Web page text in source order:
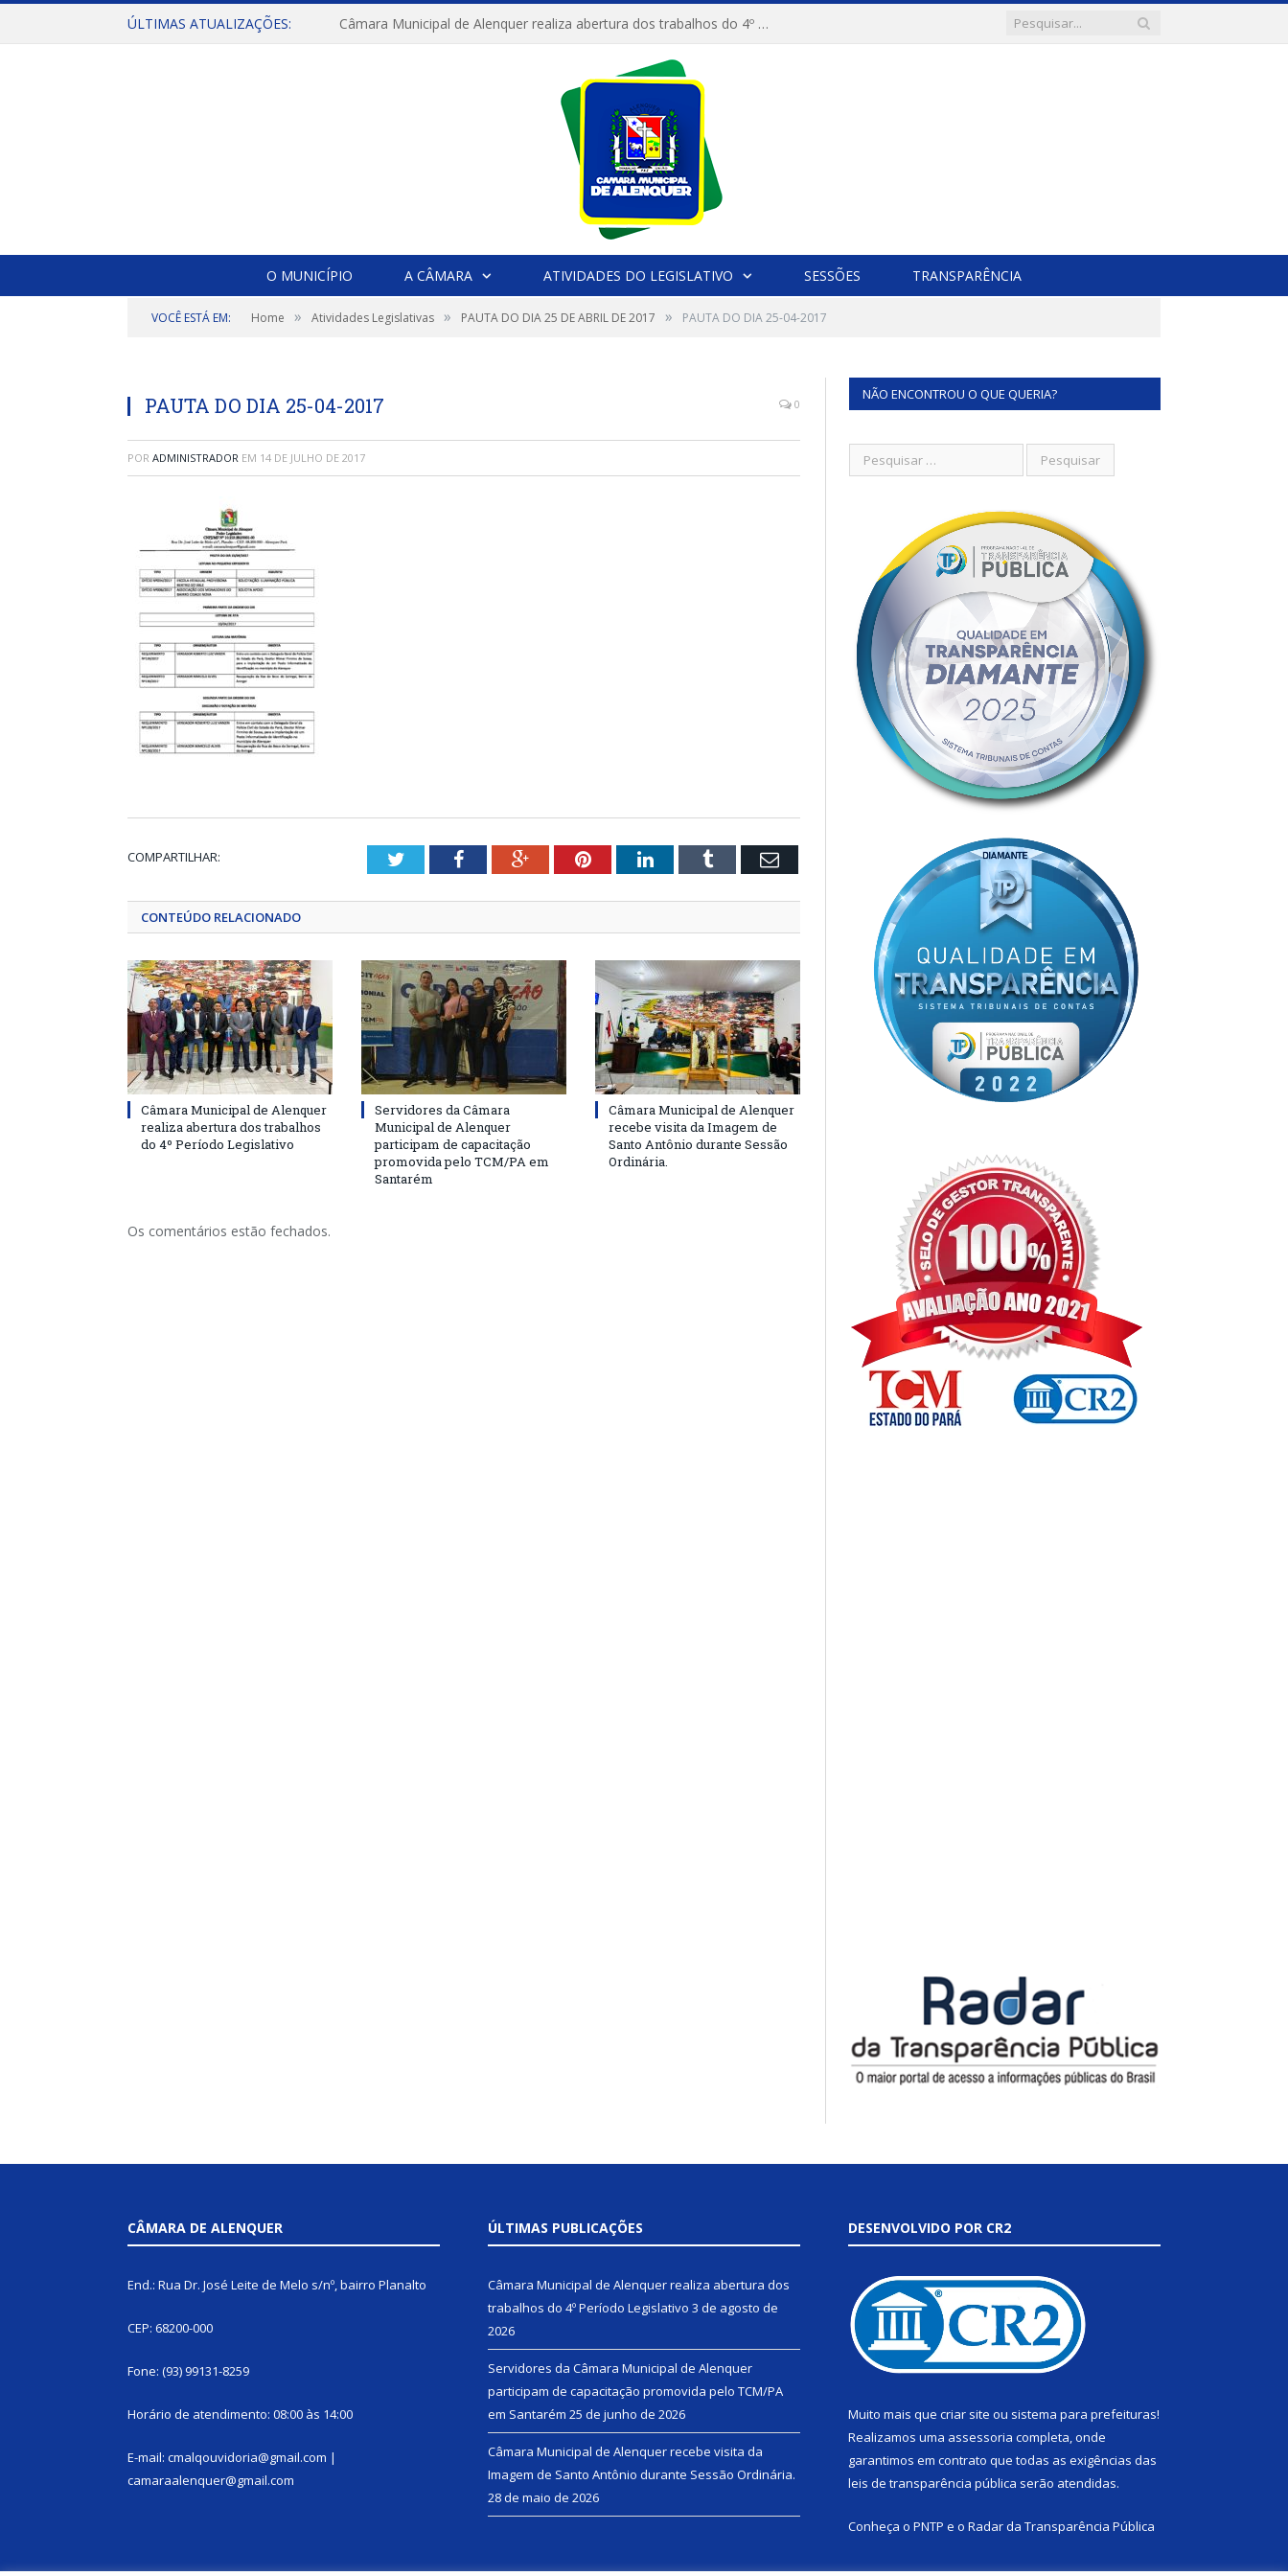
ÚLTIMAS ATUALIZAÇÕES: Câmara Municipal de Alenquer realiza abertura dos trabalhos do 4º Período Legislativo
O MUNICÍPIO A CÂMARA ATIVIDADES DO LEGISLATIVO SESSÕES TRANSPARÊNCIA
VOCÊ ESTÁ EM: Home » Atividades Legislativas » PAUTA DO DIA 25 DE ABRIL DE 2017 » PAUTA DO DIA 25-04-2017
PAUTA DO DIA 25-04-2017 0
POR ADMINISTRADOR EM 14 DE JULHO DE 2017
COMPARTILHAR: TwitterFacebookGoogle+PinterestLinkedInTumblr Email
CONTEÚDO RELACIONADO
Câmara Municipal de Alenquer
realiza abertura dos trabalhos
do 4º Período Legislativo
Servidores da Câmara
Municipal de Alenquer
participam de capacitação
promovida pelo TCM/PA em
Santarém
Câmara Municipal de Alenquer
recebe visita da Imagem de
Santo Antônio durante Sessão
Ordinária.
Os comentários estão fechados.
NÃO ENCONTROU O QUE QUERIA?
CÂMARA DE ALENQUER
End.: Rua Dr. José Leite de Melo s/nº, bairro Planalto
CEP: 68200-000
Fone: (93) 99131-8259
Horário de atendimento: 08:00 às 14:00
E-mail: cmalqouvidoria@gmail.com |
camaraalenquer@gmail.com
ÚLTIMAS PUBLICAÇÕES
Câmara Municipal de Alenquer realiza abertura dos
trabalhos do 4º Período Legislativo 3 de agosto de
2026
Servidores da Câmara Municipal de Alenquer
participam de capacitação promovida pelo TCM/PA
em Santarém 25 de junho de 2026
Câmara Municipal de Alenquer recebe visita da
Imagem de Santo Antônio durante Sessão Ordinária.
28 de maio de 2026
DESENVOLVIDO POR CR2
Muito mais que criar site ou sistema para prefeituras!
Realizamos uma assessoria completa, onde
garantimos em contrato que todas as exigências das
leis de transparência pública serão atendidas.
Conheça o PNTP e o Radar da Transparência Pública